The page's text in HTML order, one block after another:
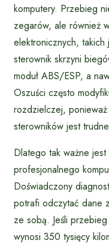
komputery. Przebieg
zegarów, ale również
elektronicznych, takich
sterownik skrzyni
moduł ABS/ESP, a
Oszuści często
rozdzielczej,
sterowników jest
Dlatego tak ważne
profesjonalnego
Doświadczony
potrafi odczytać dane
ze sobą. Jeśli
wynosi 350 tysięcy